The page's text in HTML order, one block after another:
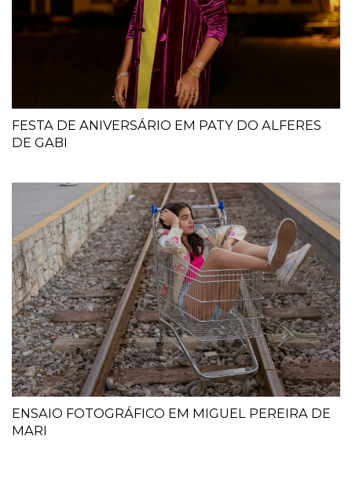
FESTA DE ANIVERSÁRIO EM PATY DO ALFERES
DE GABI
ENSAIO FOTOGRÁFICO EM MIGUEL PEREIRA DE
MARI